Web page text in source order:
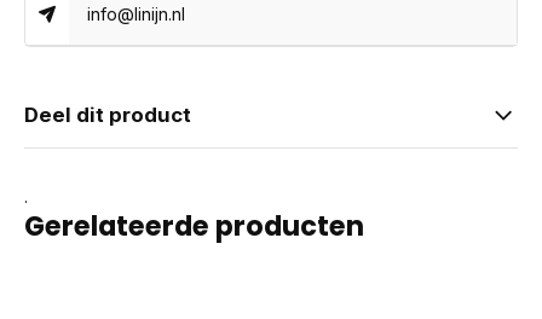
info@linijn.nl
Deel dit product
.
Gerelateerde producten